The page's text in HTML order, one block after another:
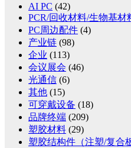
AI PC (42)
PCR/回收材料/生物基材
PC周边配件 (4)
产业链 (98)
企业 (113)
会议展会 (46)
光通信 (6)
其他 (15)
可穿戴设备 (18)
品牌终端 (209)
塑胶材料 (29)
塑胶结构件（注塑/复合